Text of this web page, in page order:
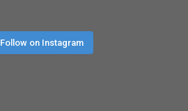
Follow on Instagram